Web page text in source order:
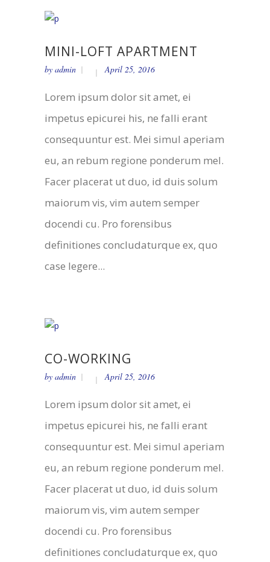
MINI-LOFT APARTMENT
by admin April 25, 2016
Lorem ipsum dolor sit amet, ei
impetus epicurei his, ne falli erant
consequuntur est. Mei simul aperiam
eu, an rebum regione ponderum mel.
Facer placerat ut duo, id duis solum
maiorum vis, vim autem semper
docendi cu. Pro forensibus
definitiones concludaturque ex, quo
case legere...
CO-WORKING
by admin April 25, 2016
Lorem ipsum dolor sit amet, ei
impetus epicurei his, ne falli erant
consequuntur est. Mei simul aperiam
eu, an rebum regione ponderum mel.
Facer placerat ut duo, id duis solum
maiorum vis, vim autem semper
docendi cu. Pro forensibus
definitiones concludaturque ex, quo